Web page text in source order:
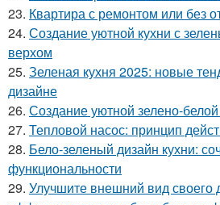
23. Квартира с ремонтом или без
24. Создание уютной кухни с
верхом
25. Зеленая кухня 2025: новые
дизайне
26. Создание уютной зелено-
27. Тепловой насос: принцип
28. Бело-зеленый дизайн кухни:
функциональности
29. Улучшите внешний вид